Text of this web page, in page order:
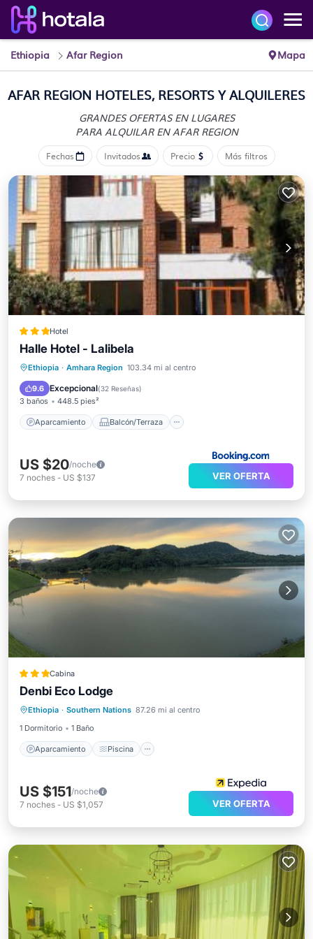
Ethiopia Afar Region Mapa
AFAR REGION HOTELES, RESORTS Y ALQUILERES
GRANDES OFERTAS EN LUGARES
PARA ALQUILAR EN AFAR REGION
Fechas Invitados Precio Más filtros
Hotel
Halle Hotel - Lalibela
Ethiopia · Amhara Region 103.34 mi al centro
9.6 Excepcional(32 Reseñas)
3 baños 448.5 pies²
Aparcamiento Balcón/Terraza
Aparcamiento
Balcón/Terraza
Vistas
Internet
US $20/noche
7 noches - US $137 VER OFERTA
Cabina
Denbi Eco Lodge
Ethiopia · Southern Nations 87.26 mi al centro
1 Dormitorio
1 Baño
Aparcamiento Piscina
Aparcamiento
Apto para niños
US $151/noche
7 noches - US $1,057 VER OFERTA